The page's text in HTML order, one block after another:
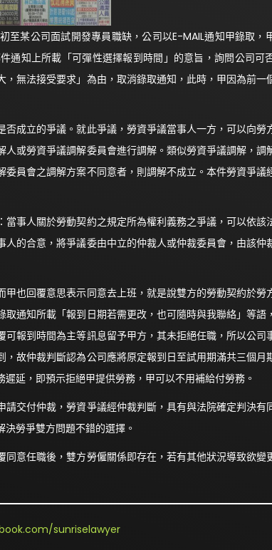
至某公司面試開發專員職缺，公司以E-MAIL通知甲錄取，
通知上所載「可彈性選擇報到時間」的意旨，詢問公司可
無法接受要求」為由，取消錄取通知，此時，甲因為前一
成立的爭議。就此爭議，勞資爭議當事人一方，可以向勞
或勞資爭議調解委員會進行調解。類似勞資爭議調解，調
員會之調解方案不同意者，則調解不成立。本件勞資爭議
事人關於勞動契約之規定所為權利義務之爭議，可以依該
的合意，將爭議委由中立的仲裁人或仲裁委員會，由該仲
也回覆意思表示同意去上班，就是說雙方的勞動契約於勞
通知所載「報到日期若需更改，也可隨時與我聯絡」等語
報到時間為主等訊息留予甲方，其未拒絕任職，所以公司
故仲裁判斷認為公司應將原定報到日至試用期滿共三個月
延，即預示拒絕甲提供勞務，甲可以不用補給付勞務。
交付仲裁，勞資爭議經仲裁判斷，具有與法院確定判決有
勞爭雙方問題不錯的選擇。
意任職後，雙方勞僱關係即存在，若有其他狀況導致欲變
sunriselawyer